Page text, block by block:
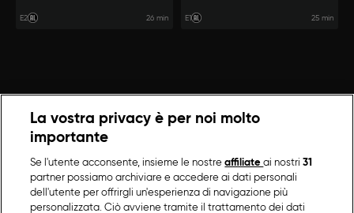
E2 26 min
passione che sa di autentico.
E1 25 min
La vostra privacy è per noi molto
importante
Se l'utente acconsente, insieme le nostreaffiliateai nostri31
partner possiamo archiviare e accedere ai dati personali
dell'utente per offrirgli un'esperienza di navigazione più
personalizzata. Ciò avviene tramite il trattamento dei dati